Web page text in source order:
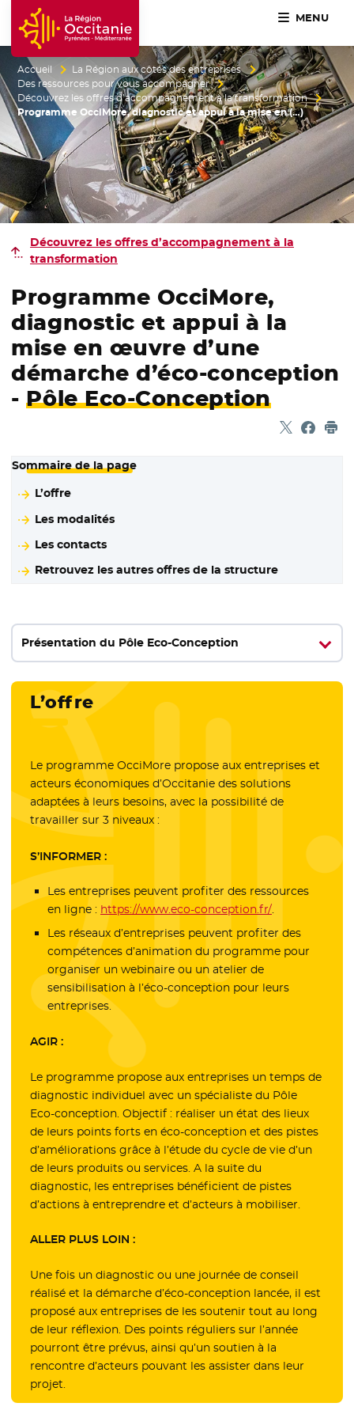
Accueil Région Occitanie / Pyrénées-Méditerranée
MENU
Accueil
La Région aux côtés des entreprises
Des ressources pour vous accompagner
Découvrez les offres d’accompagnement à la transformation
Programme OcciMore, diagnostic et appui à la mise en (…)
Découvrez les offres d’accompagnement à la
transformation
Programme OcciMore,
diagnostic et appui à la
mise en œuvre d’une
démarche d’éco-conception
-Pôle Eco-Conception
Partager
- Nouvelle
-
Sommaire de la page
L’offre
Les modalités
Les contacts
Retrouvez les autres offres de la structure
Présentation du Pôle Eco-Conception
L’offre
Le programme OcciMore propose aux entreprises et
acteurs économiques d’Occitanie des solutions
adaptées à leurs besoins, avec la possibilité de
travailler sur 3 niveaux :
S’INFORMER :
Les entreprises peuvent profiter des ressources
en ligne : https://www.eco-conception.fr/- Nouvelle
.
Les réseaux d’entreprises peuvent profiter des
compétences d’animation du programme pour
organiser un webinaire ou un atelier de
sensibilisation à l’éco-conception pour leurs
entreprises.
AGIR :
Le programme propose aux entreprises un temps de
diagnostic individuel avec un spécialiste du Pôle
Eco-conception. Objectif : réaliser un état des lieux
de leurs points forts en éco-conception et des pistes
d’améliorations grâce à l’étude du cycle de vie d’un
de leurs produits ou services. A la suite du
diagnostic, les entreprises bénéficient de pistes
d’actions à entreprendre et d’acteurs à mobiliser.
ALLER PLUS LOIN :
Une fois un diagnostic ou une journée de conseil
réalisé et la démarche d’éco-conception lancée, il est
proposé aux entreprises de les soutenir tout au long
de leur réflexion. Des points réguliers sur l’année
pourront être prévus, ainsi qu’un soutien à la
rencontre d’acteurs pouvant les assister dans leur
projet.